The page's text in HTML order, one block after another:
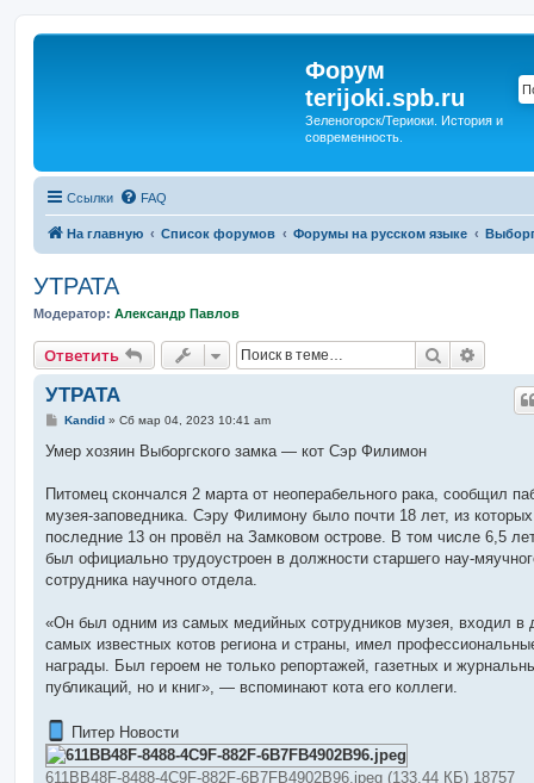
Форум
terijoki.spb.ru
Зеленогорск/Териоки. История и
современность.
Ссылки FAQ
На главную Список форумов Форумы на русском языке
УТРАТА
Модератор: Александр Павлов
Ответить Поиск
УТРАТА
С
о
е
и
е
Kandid» Сб мар 04, 2023 10:41 am
Умер хозяин Выборгского замка — кот Сэр Филимон
Питомец скончался 2 марта от неоперабельного рака, сообщил
музея-заповедника. Сэру Филимону было почти 18 лет, из которых
последние 13 он провёл на Замковом острове. В том числе 6,5
был официально трудоустроен в должности старшего нау-
сотрудника научного отдела.
«Он был одним из самых медийных сотрудников музея, входил в
самых известных котов региона и страны, имел
награды. Был героем не только репортажей, газетных и
публикаций, но и книг», — вспоминают кота его коллеги.
Питер Новости
611BB48F-8488-4C9F-882F-6B7FB4902B96.jpeg (133.44 КБ) 18757